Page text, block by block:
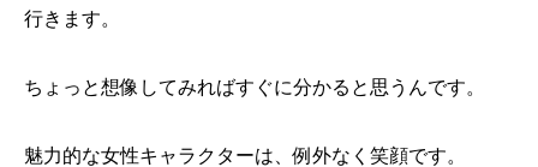
行きます。
ちょっと想像してみればすぐに分かると思うんです。
魅力的な女性キャラクターは、例外なく笑顔です。